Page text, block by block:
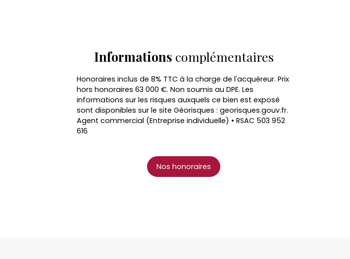
Informations complémentaires
Honoraires inclus de 8% TTC à la charge de l'acquéreur. Prix
hors honoraires 63 000 €. Non soumis au DPE. Les
informations sur les risques auxquels ce bien est exposé
sont disponibles sur le site Géorisques : georisques.gouv.fr.
Agent commercial (Entreprise individuelle) • RSAC 503 952
616
Nos honoraires